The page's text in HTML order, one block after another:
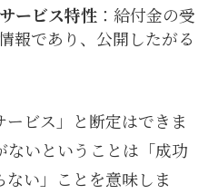
ービス特性：給付金の受
報であり、公開したがる
ービス」と断定はできま
いということは「成功
い」ことを意味しま